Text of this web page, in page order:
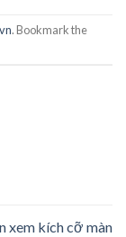
. Bookmark the
xem kích cỡ màn